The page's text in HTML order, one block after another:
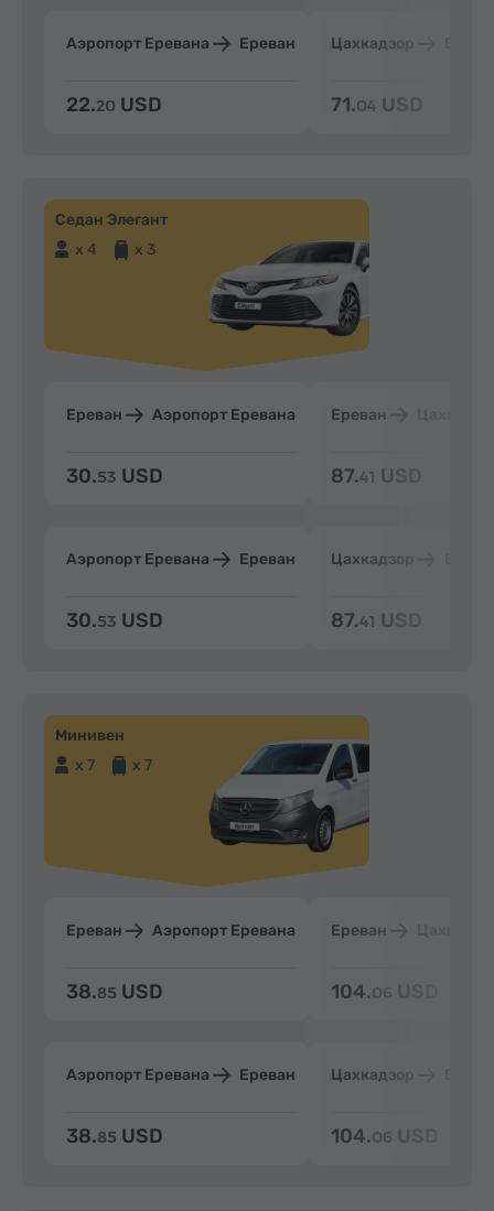
Аэропорт Еревана Ереван
22.20 USD
Цахкадзор
71.04 USD
Седан Элегант
x 4
x 3
Ереван Аэропорт Еревана
30.53 USD
Аэропорт Еревана Ереван
30.53 USD
Ереван
87.41 USD
Цахкадзор
87.41 USD
Минивен
x 7
x 7
Ереван Аэропорт Еревана
38.85 USD
Аэропорт Еревана Ереван
38.85 USD
Ереван
104.06 USD
Цахкадзор
104.06 USD